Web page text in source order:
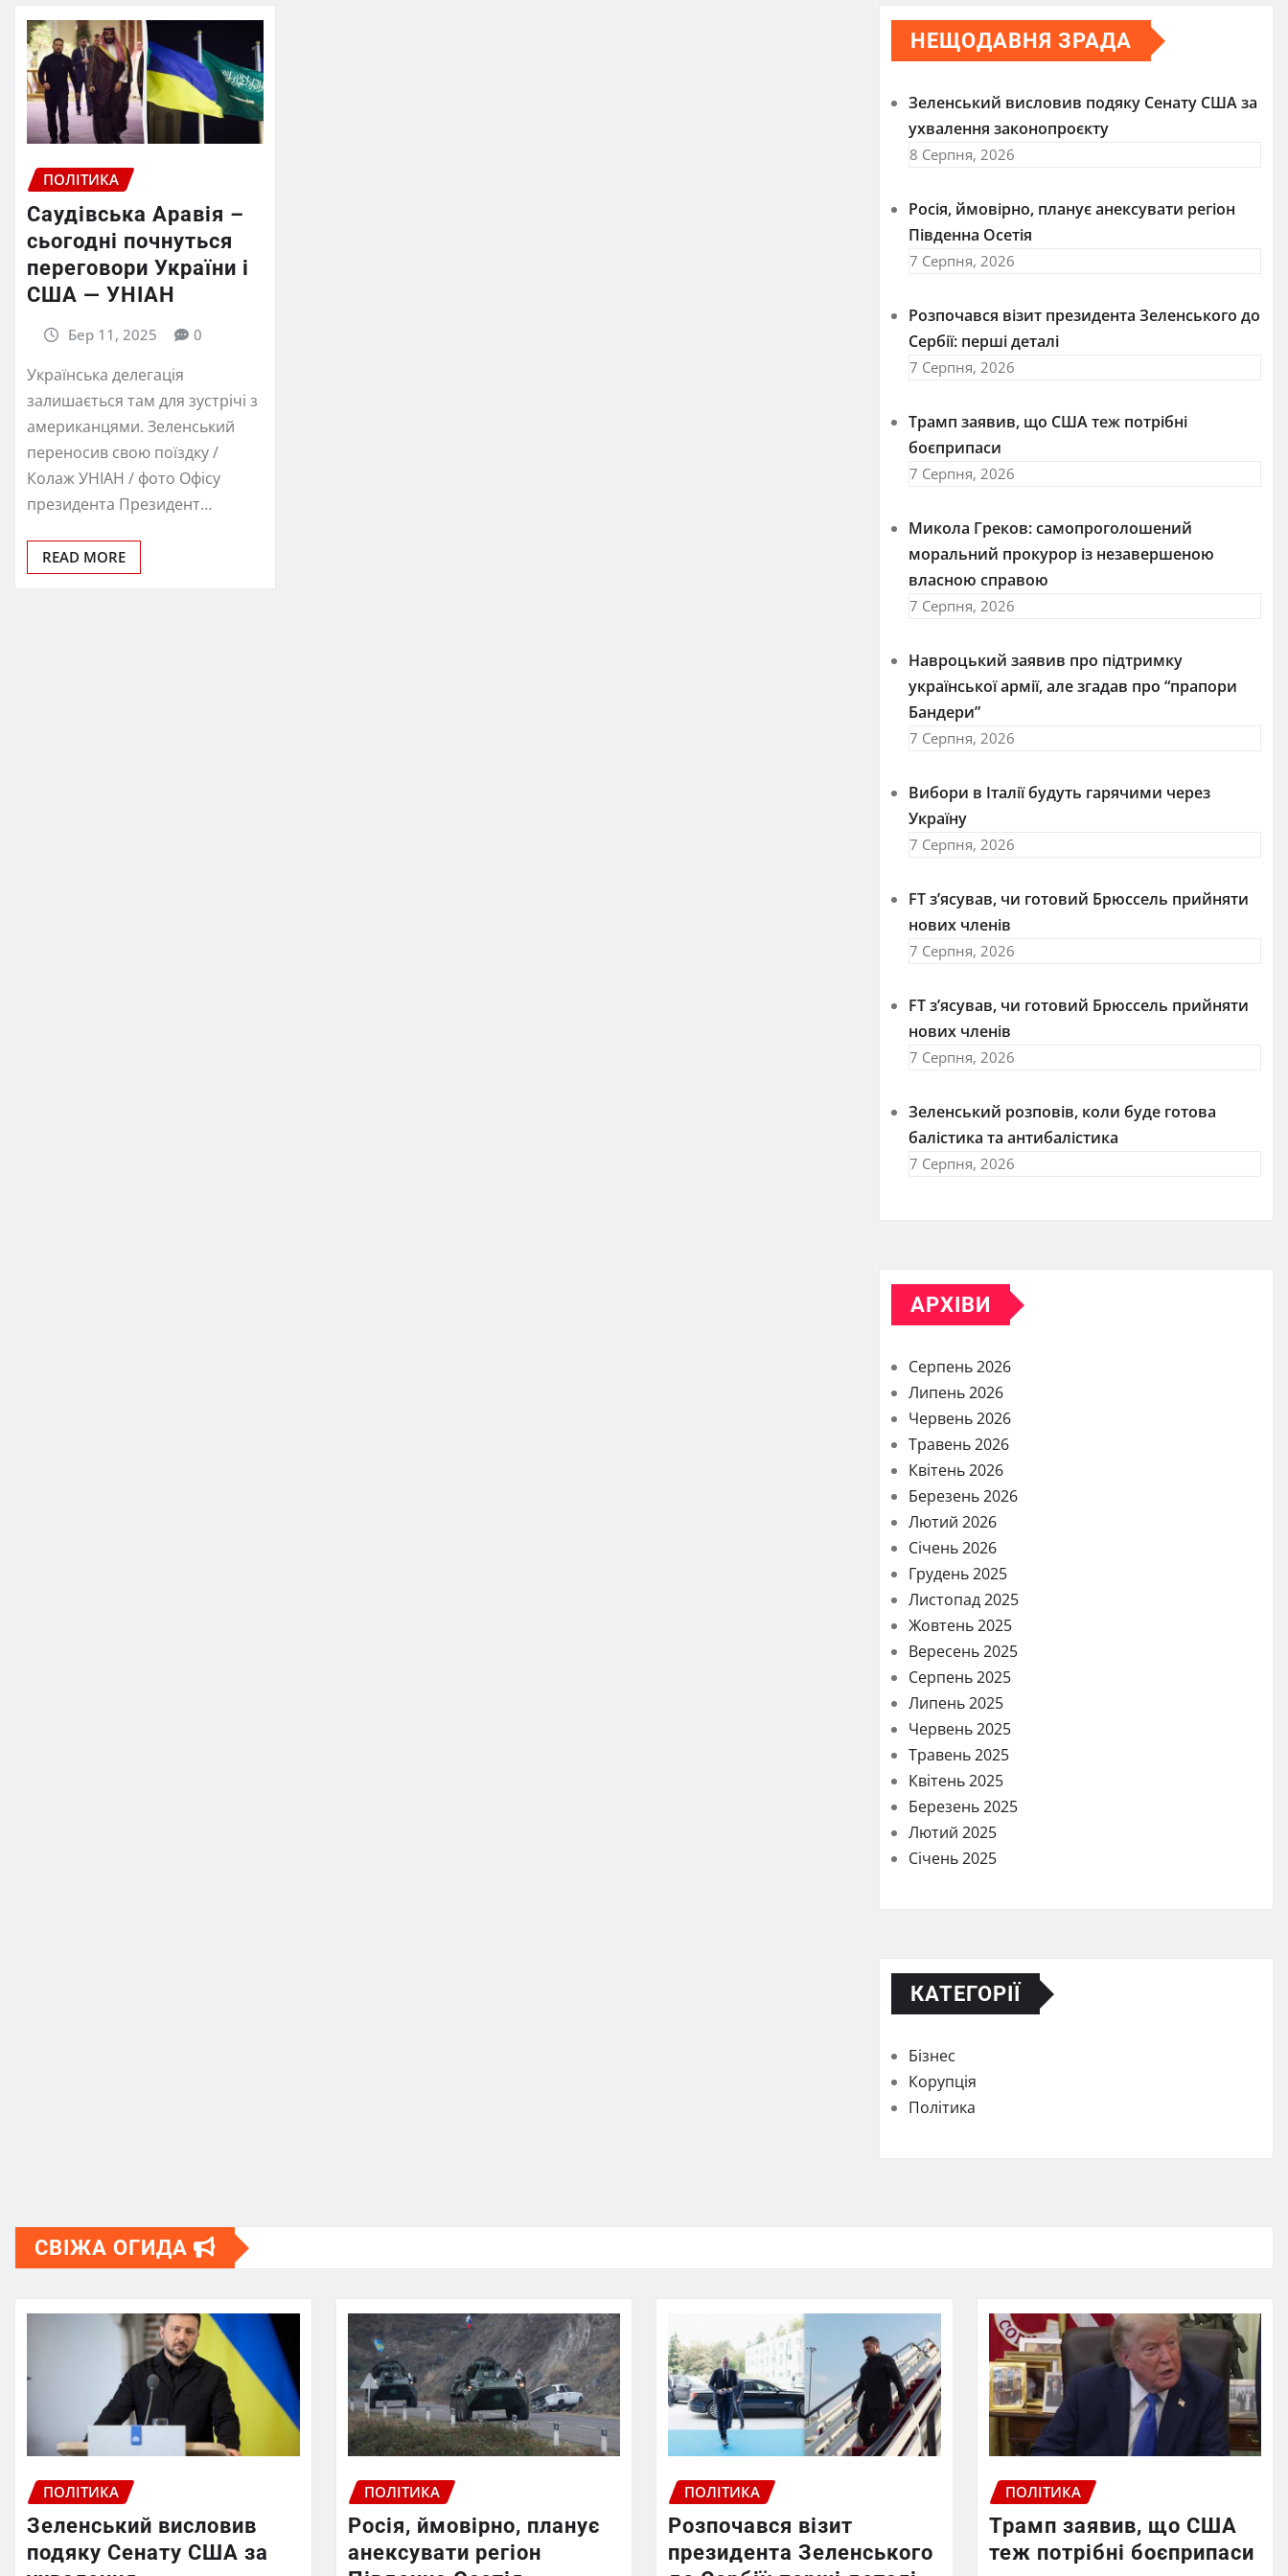
ПОЛІТИКА
Саудівська Аравія –
сьогодні почнуться
переговори України і
США — УНІАН
Бер 11, 2025 0
Українська делегація
залишається там для зустрічі з
американцями. Зеленський
переносив свою поїздку /
Колаж УНІАН / фото Офісу
президента Президент…
READ MORE
НЕЩОДАВНЯ ЗРАДА
Зеленський висловив подяку Сенату США за
ухвалення законопроєкту
8 Серпня, 2026
Росія, ймовірно, планує анексувати регіон
Південна Осетія
7 Серпня, 2026
Розпочався візит президента Зеленського до
Сербії: перші деталі
7 Серпня, 2026
Трамп заявив, що США теж потрібні
боєприпаси
7 Серпня, 2026
Микола Греков: самопроголошений
моральний прокурор із незавершеною
власною справою
7 Серпня, 2026
Навроцький заявив про підтримку
української армії, але згадав про “прапори
Бандери”
7 Серпня, 2026
Вибори в Італії будуть гарячими через
Україну
7 Серпня, 2026
FT зʼясував, чи готовий Брюссель прийняти
нових членів
7 Серпня, 2026
FT зʼясував, чи готовий Брюссель прийняти
нових членів
7 Серпня, 2026
Зеленський розповів, коли буде готова
балістика та антибалістика
7 Серпня, 2026
АРХІВИ
Серпень 2026
Липень 2026
Червень 2026
Травень 2026
Квітень 2026
Березень 2026
Лютий 2026
Січень 2026
Грудень 2025
Листопад 2025
Жовтень 2025
Вересень 2025
Серпень 2025
Липень 2025
Червень 2025
Травень 2025
Квітень 2025
Березень 2025
Лютий 2025
Січень 2025
КАТЕГОРІЇ
Бізнес
Корупція
Політика
СВІЖА ОГИДА
ПОЛІТИКА
Зеленський висловив
подяку Сенату США за
ПОЛІТИКА
Росія, ймовірно, планує
анексувати регіон
ПОЛІТИКА
Розпочався візит
президента Зеленського
ПОЛІТИКА
Трамп заявив, що США
теж потрібні боєприпаси